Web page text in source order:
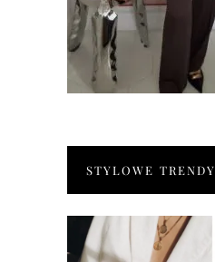
STYLOWE TRENDY